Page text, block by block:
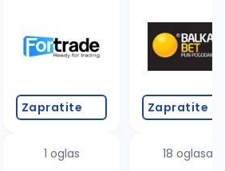
greške (koristite č, ć, š, đ,
filtere pretrage
Zapratite
1 oglas
Zapratite
18 oglasa